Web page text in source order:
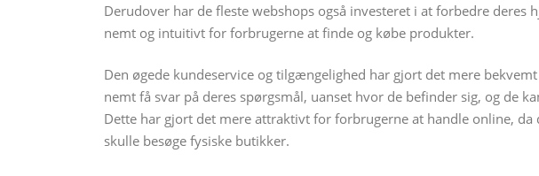
Derudover har de fleste webshops også investeret i at forbedre deres
nemt og intuitivt for forbrugerne at finde og købe produkter.
Den øgede kundeservice og tilgængelighed har gjort det mere
nemt få svar på deres spørgsmål, uanset hvor de befinder sig, og de
Dette har gjort det mere attraktivt for forbrugerne at handle online,
skulle besøge fysiske butikker.